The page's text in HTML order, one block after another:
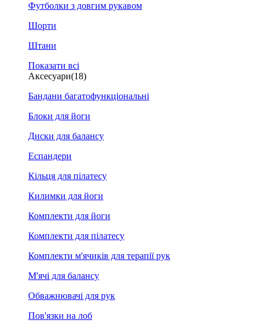
Футболки з довгим рукавом
Шорти
Штани
Показати всі
Аксесуари(18)
Бандани багатофункціональні
Блоки для йоги
Диски для балансу
Еспандери
Кільця для пілатесу
Килимки для йоги
Комплекти для йоги
Комплекти для пілатесу
Комплекти м'ячиків для терапії рук
М'ячі для балансу
Обважнювачі для рук
Пов'язки на лоб